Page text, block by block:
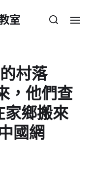
室
村落
他們查
家鄉搬來
國網